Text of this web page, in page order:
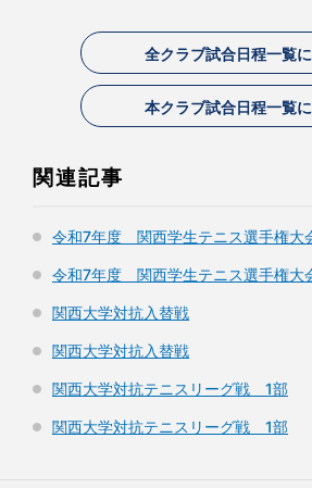
全クラブ試合日程一覧
本クラブ試合日程一覧
関連記事
令和7年度 関西学生テニス選手権大
令和7年度 関西学生テニス選手権大
関西大学対抗入替戦
関西大学対抗入替戦
関西大学対抗テニスリーグ戦 1部
関西大学対抗テニスリーグ戦 1部